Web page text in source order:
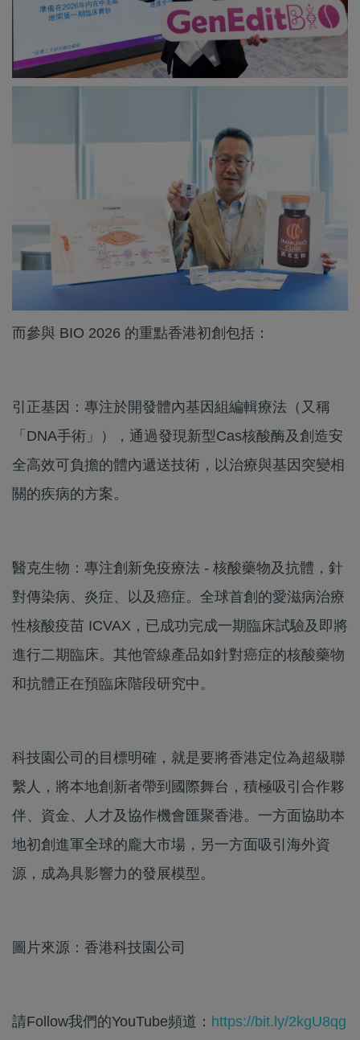
而參與 BIO 2026 的重點香港初創包括：
引正基因：專注於開發體內基因組編輯療法（又稱
「DNA手術」），通過發現新型Cas核酸酶及創造安
全高效可負擔的體內遞送技術，以治療與基因突變相
關的疾病的方案。
醫克生物：專注創新免疫療法 - 核酸藥物及抗體，針
對傳染病、炎症、以及癌症。全球首創的愛滋病治療
性核酸疫苗 ICVAX，已成功完成一期臨床試驗及即將
進行二期臨床。其他管線產品如針對癌症的核酸藥物
和抗體正在預臨床階段研究中。
科技園公司的目標明確，就是要將香港定位為超級聯
繫人，將本地創新者帶到國際舞台，積極吸引合作夥
伴、資金、人才及協作機會匯聚香港。一方面協助本
地初創進軍全球的龐大市場，另一方面吸引海外資
源，成為具影響力的發展模型。
圖片來源：香港科技園公司
請Follow我們的YouTube頻道： https://bit.ly/2kgU8qg